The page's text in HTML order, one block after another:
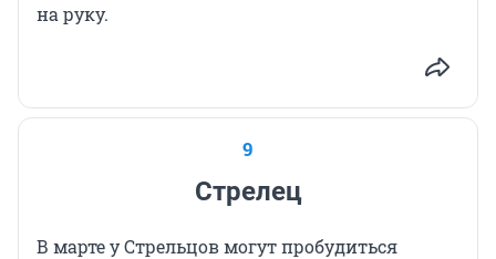
на руку.
9
Стрелец
В марте у Стрельцов могут пробудиться